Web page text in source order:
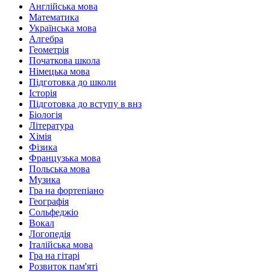
Англійська мова
Математика
Українська мова
Алгебра
Геометрія
Початкова школа
Німецька мова
Підготовка до школи
Історія
Підготовка до вступу в внз
Біологія
Література
Хімія
Фізика
Французька мова
Польська мова
Музика
Гра на фортепіано
Географія
Сольфеджіо
Вокал
Логопедія
Італійська мова
Гра на гітарі
Розвиток пам'яті